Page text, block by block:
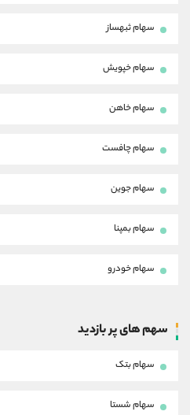
سهام ثبهساز
سهام خپویش
سهام خاهن
سهام چافست
سهام جوین
سهام بمپنا
سهام خودرو
سهم های پر بازدید
سهام بتک
سهام شستا